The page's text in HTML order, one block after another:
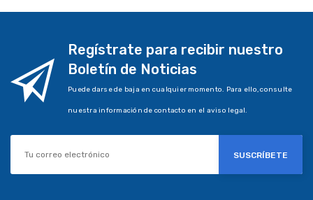
Regístrate para recibir nuestro
Boletín de Noticias
Puede darse de baja en cualquier momento. Para ello, consulte
nuestra información de contacto en el aviso legal.
SUSCRÍBETE